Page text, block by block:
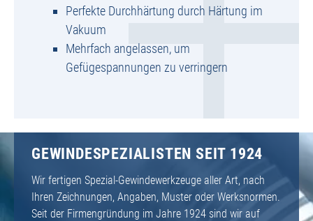
Perfekte Durchhärtung durch Härtung im
Vakuum
Mehrfach angelassen, um
Gefügespannungen zu verringern
GEWINDESPEZIALISTEN SEIT 1924
Wir fertigen Spezial-Gewindewerkzeuge aller Art, nach
Ihren Zeichnungen, Angaben, Muster oder Werksnormen.
Seit der Firmengründung im Jahre 1924 sind wir auf